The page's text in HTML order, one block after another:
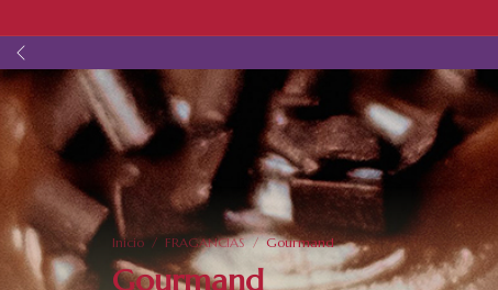
Inicio / FRAGANCIAS / Gourmand
Gourmand